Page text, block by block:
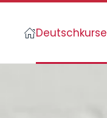
Deutschkurse